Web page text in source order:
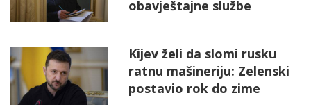
obavještajne službe
Kijev želi da slomi rusku
ratnu mašineriju: Zelenski
postavio rok do zime